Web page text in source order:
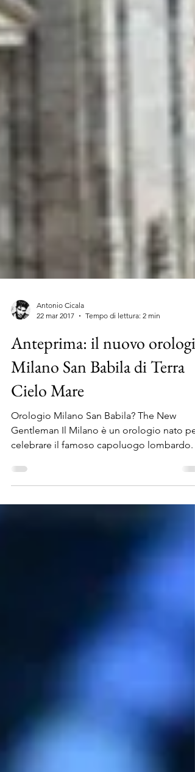
Antonio Cicala
22 mar 2017
Tempo di lettura: 2 min
Anteprima: il nuovo orologio
Milano San Babila di Terra
Cielo Mare
Gentleman Il Milano è un orologio nato per
celebrare il famoso capoluogo lombardo.
centro della...